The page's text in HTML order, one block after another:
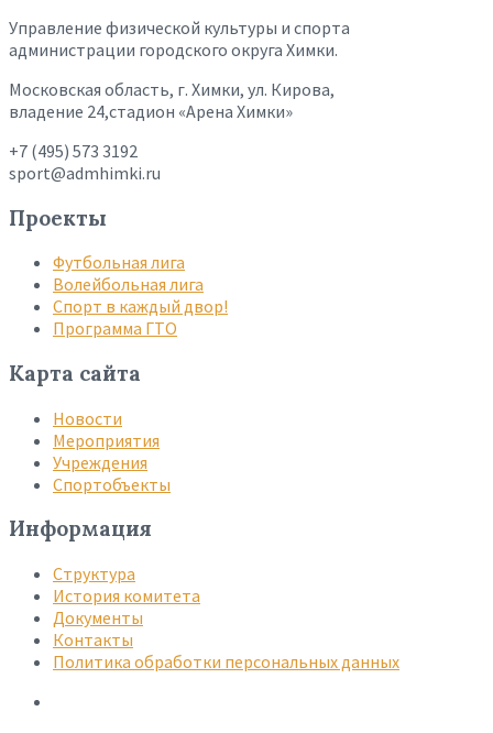
Управление физической культуры и спорта
администрации городского округа Химки.
Московская область, г. Химки, ул. Кирова,
владение 24,стадион «Арена Химки»
+7 (495) 573 3192
sport@admhimki.ru
Проекты
Футбольная лига
Волейбольная лига
Спорт в каждый двор!
Программа ГТО
Карта сайта
Новости
Мероприятия
Учреждения
Спортобъекты
Информация
Структура
История комитета
Документы
Контакты
Политика обработки персональных данных